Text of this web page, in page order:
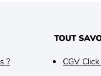
?
TOUT
CGV